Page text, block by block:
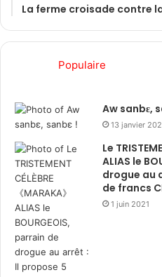
La ferme croisade contre
Populaire
Aw sanbɛ,
13 janvier
Le
ALIAS le
drogue au
de francs
1 juin 2021